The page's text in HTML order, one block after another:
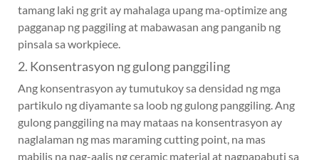
tamang laki ng grit ay mahalaga upang ma-optimize ang
pagganap ng paggiling at mabawasan ang panganib ng
pinsala sa workpiece.
2. Konsentrasyon ng gulong panggiling
Ang konsentrasyon ay tumutukoy sa densidad ng mga
partikulo ng diyamante sa loob ng gulong panggiling. Ang
gulong panggiling na may mataas na konsentrasyon ay
naglalaman ng mas maraming cutting point, na mas
mabilis na nag-aalis ng ceramic material at nagpapabuti sa